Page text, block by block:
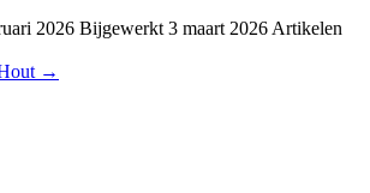
2026 Bijgewerkt 3 maart 2026 Artikelen
→